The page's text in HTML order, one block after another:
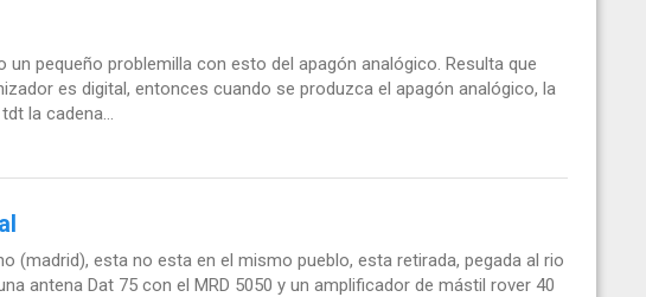
pequeño problemilla con esto del apagón analógico. Resulta que
es digital, entonces cuando se produzca el apagón analógico, la
la cadena...
(madrid), esta no esta en el mismo pueblo, esta retirada, pegada al rio
antena Dat 75 con el MRD 5050 y un amplificador de mástil rover 40